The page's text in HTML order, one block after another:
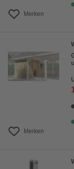
Merken
Merken